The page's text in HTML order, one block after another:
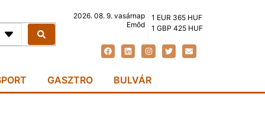
2026. 08. 9. vasárnap
Emőd
1 EUR 365 HUF
1 GBP 425 HUF
GASZTRO BULVÁR